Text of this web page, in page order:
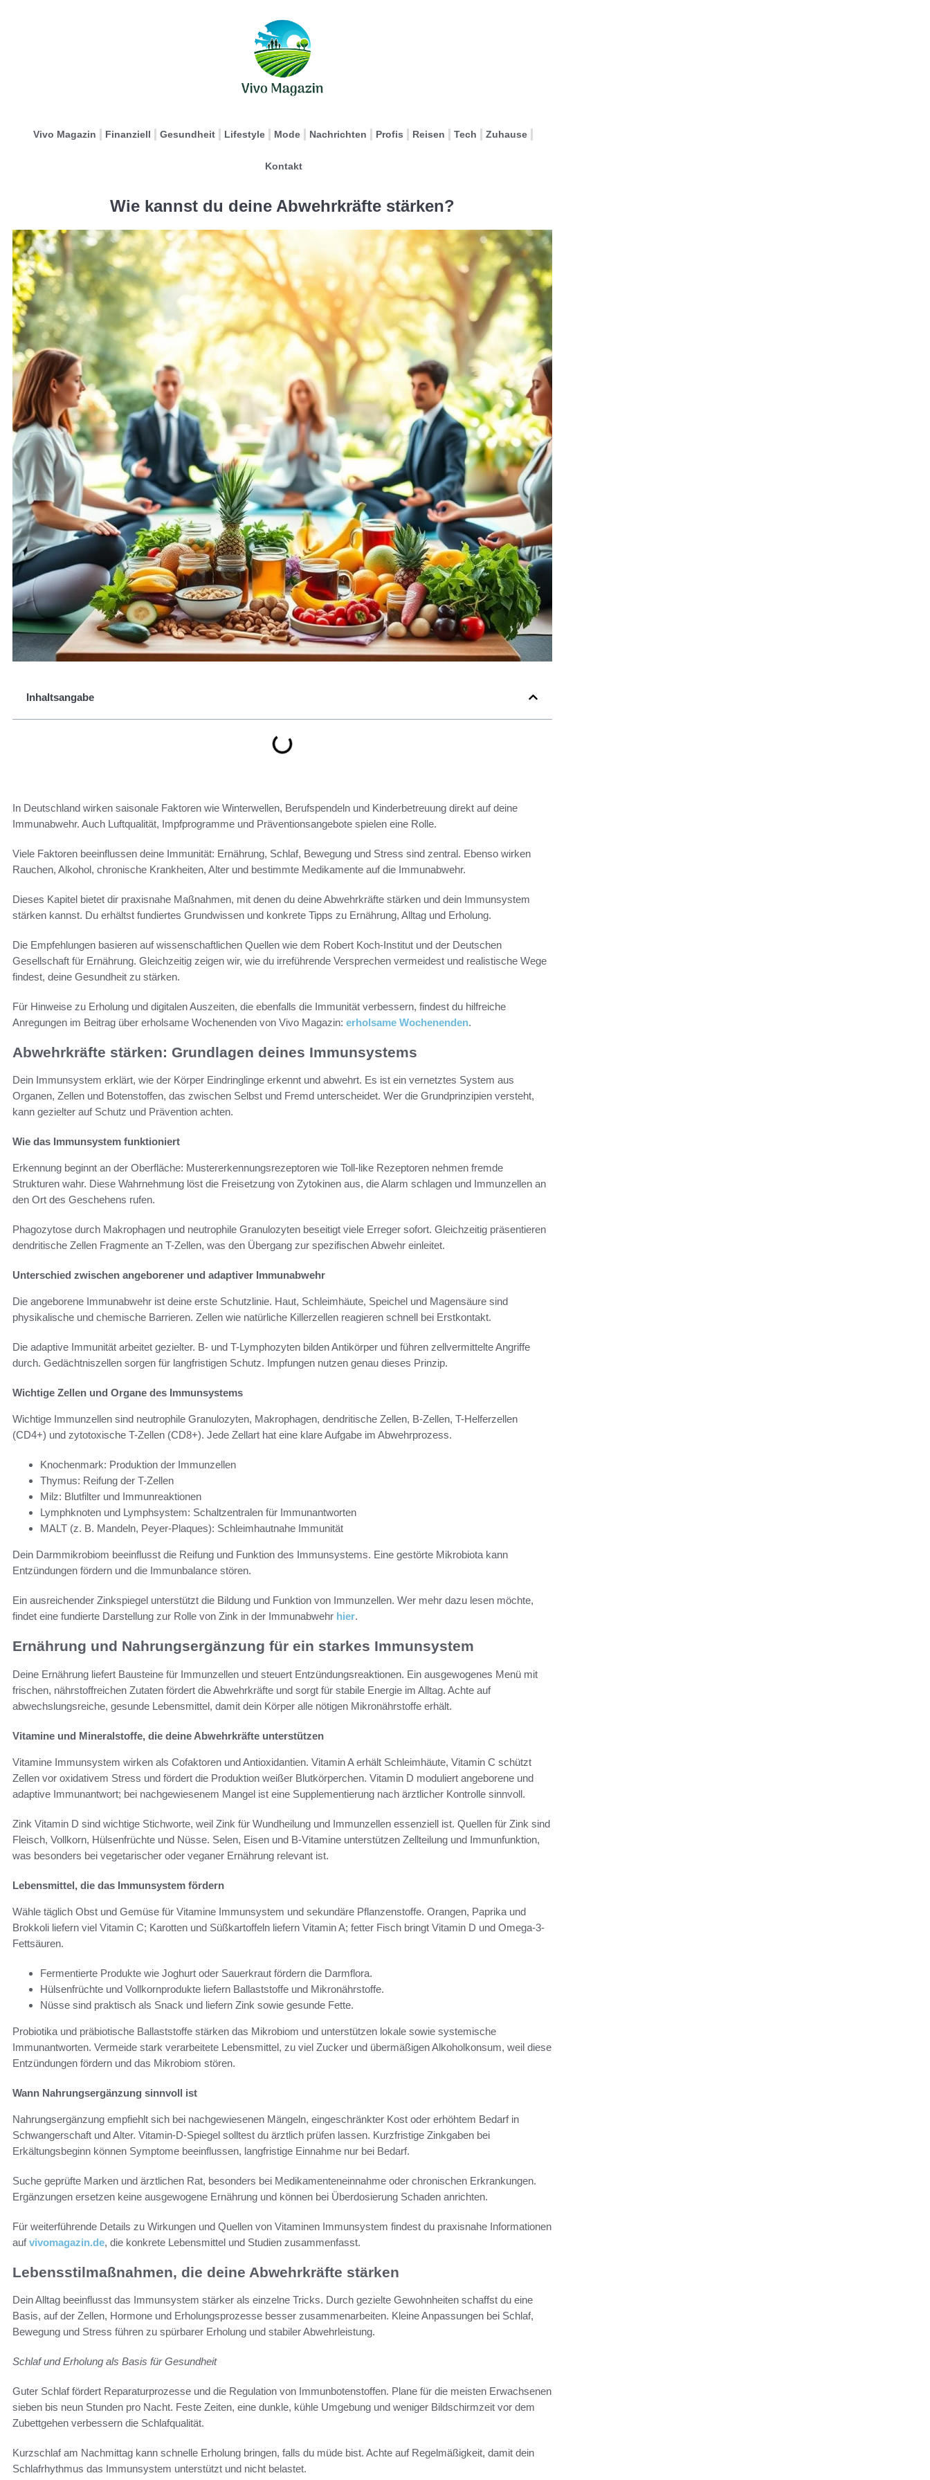
Vivo Magazin Finanziell Gesundheit Lifestyle Mode Nachrichten Profis Reisen Tech Zuhause
Kontakt
Wie kannst du deine Abwehrkräfte stärken?
Inhaltsangabe
In Deutschland wirken saisonale Faktoren wie Winterwellen, Berufspendeln und Kinderbetreuung direkt auf deine
Immunabwehr. Auch Luftqualität, Impfprogramme und Präventionsangebote spielen eine Rolle.
Viele Faktoren beeinflussen deine Immunität: Ernährung, Schlaf, Bewegung und Stress sind zentral. Ebenso wirken
Rauchen, Alkohol, chronische Krankheiten, Alter und bestimmte Medikamente auf die Immunabwehr.
Dieses Kapitel bietet dir praxisnahe Maßnahmen, mit denen du deine Abwehrkräfte stärken und dein Immunsystem
stärken kannst. Du erhältst fundiertes Grundwissen und konkrete Tipps zu Ernährung, Alltag und Erholung.
Die Empfehlungen basieren auf wissenschaftlichen Quellen wie dem Robert Koch-Institut und der Deutschen
Gesellschaft für Ernährung. Gleichzeitig zeigen wir, wie du irreführende Versprechen vermeidest und realistische Wege
findest, deine Gesundheit zu stärken.
Für Hinweise zu Erholung und digitalen Auszeiten, die ebenfalls die Immunität verbessern, findest du hilfreiche
Anregungen im Beitrag über erholsame Wochenenden von Vivo Magazin: erholsame Wochenenden.
Abwehrkräfte stärken: Grundlagen deines Immunsystems
Dein Immunsystem erklärt, wie der Körper Eindringlinge erkennt und abwehrt. Es ist ein vernetztes System aus
Organen, Zellen und Botenstoffen, das zwischen Selbst und Fremd unterscheidet. Wer die Grundprinzipien versteht,
kann gezielter auf Schutz und Prävention achten.
Wie das Immunsystem funktioniert
Erkennung beginnt an der Oberfläche: Mustererkennungsrezeptoren wie Toll-like Rezeptoren nehmen fremde
Strukturen wahr. Diese Wahrnehmung löst die Freisetzung von Zytokinen aus, die Alarm schlagen und Immunzellen an
den Ort des Geschehens rufen.
Phagozytose durch Makrophagen und neutrophile Granulozyten beseitigt viele Erreger sofort. Gleichzeitig präsentieren
dendritische Zellen Fragmente an T-Zellen, was den Übergang zur spezifischen Abwehr einleitet.
Unterschied zwischen angeborener und adaptiver Immunabwehr
Die angeborene Immunabwehr ist deine erste Schutzlinie. Haut, Schleimhäute, Speichel und Magensäure sind
physikalische und chemische Barrieren. Zellen wie natürliche Killerzellen reagieren schnell bei Erstkontakt.
Die adaptive Immunität arbeitet gezielter. B- und T-Lymphozyten bilden Antikörper und führen zellvermittelte Angriffe
durch. Gedächtniszellen sorgen für langfristigen Schutz. Impfungen nutzen genau dieses Prinzip.
Wichtige Zellen und Organe des Immunsystems
Wichtige Immunzellen sind neutrophile Granulozyten, Makrophagen, dendritische Zellen, B-Zellen, T-Helferzellen
(CD4+) und zytotoxische T-Zellen (CD8+). Jede Zellart hat eine klare Aufgabe im Abwehrprozess.
Knochenmark: Produktion der Immunzellen
Thymus: Reifung der T-Zellen
Milz: Blutfilter und Immunreaktionen
Lymphknoten und Lymphsystem: Schaltzentralen für Immunantworten
MALT (z. B. Mandeln, Peyer-Plaques): Schleimhautnahe Immunität
Dein Darmmikrobiom beeinflusst die Reifung und Funktion des Immunsystems. Eine gestörte Mikrobiota kann
Entzündungen fördern und die Immunbalance stören.
Ein ausreichender Zinkspiegel unterstützt die Bildung und Funktion von Immunzellen. Wer mehr dazu lesen möchte,
findet eine fundierte Darstellung zur Rolle von Zink in der Immunabwehr hier.
Ernährung und Nahrungsergänzung für ein starkes Immunsystem
Deine Ernährung liefert Bausteine für Immunzellen und steuert Entzündungsreaktionen. Ein ausgewogenes Menü mit
frischen, nährstoffreichen Zutaten fördert die Abwehrkräfte und sorgt für stabile Energie im Alltag. Achte auf
abwechslungsreiche, gesunde Lebensmittel, damit dein Körper alle nötigen Mikronährstoffe erhält.
Vitamine und Mineralstoffe, die deine Abwehrkräfte unterstützen
Vitamine Immunsystem wirken als Cofaktoren und Antioxidantien. Vitamin A erhält Schleimhäute, Vitamin C schützt
Zellen vor oxidativem Stress und fördert die Produktion weißer Blutkörperchen. Vitamin D moduliert angeborene und
adaptive Immunantwort; bei nachgewiesenem Mangel ist eine Supplementierung nach ärztlicher Kontrolle sinnvoll.
Zink Vitamin D sind wichtige Stichworte, weil Zink für Wundheilung und Immunzellen essenziell ist. Quellen für Zink sind
Fleisch, Vollkorn, Hülsenfrüchte und Nüsse. Selen, Eisen und B-Vitamine unterstützen Zellteilung und Immunfunktion,
was besonders bei vegetarischer oder veganer Ernährung relevant ist.
Lebensmittel, die das Immunsystem fördern
Wähle täglich Obst und Gemüse für Vitamine Immunsystem und sekundäre Pflanzenstoffe. Orangen, Paprika und
Brokkoli liefern viel Vitamin C; Karotten und Süßkartoffeln liefern Vitamin A; fetter Fisch bringt Vitamin D und Omega-3-
Fettsäuren.
Fermentierte Produkte wie Joghurt oder Sauerkraut fördern die Darmflora.
Hülsenfrüchte und Vollkornprodukte liefern Ballaststoffe und Mikronährstoffe.
Nüsse sind praktisch als Snack und liefern Zink sowie gesunde Fette.
Probiotika und präbiotische Ballaststoffe stärken das Mikrobiom und unterstützen lokale sowie systemische
Immunantworten. Vermeide stark verarbeitete Lebensmittel, zu viel Zucker und übermäßigen Alkoholkonsum, weil diese
Entzündungen fördern und das Mikrobiom stören.
Wann Nahrungsergänzung sinnvoll ist
Nahrungsergänzung empfiehlt sich bei nachgewiesenen Mängeln, eingeschränkter Kost oder erhöhtem Bedarf in
Schwangerschaft und Alter. Vitamin-D-Spiegel solltest du ärztlich prüfen lassen. Kurzfristige Zinkgaben bei
Erkältungsbeginn können Symptome beeinflussen, langfristige Einnahme nur bei Bedarf.
Suche geprüfte Marken und ärztlichen Rat, besonders bei Medikamenteneinnahme oder chronischen Erkrankungen.
Ergänzungen ersetzen keine ausgewogene Ernährung und können bei Überdosierung Schaden anrichten.
Für weiterführende Details zu Wirkungen und Quellen von Vitaminen Immunsystem findest du praxisnahe Informationen
aufvivomagazin.de, die konkrete Lebensmittel und Studien zusammenfasst.
Lebensstilmaßnahmen, die deine Abwehrkräfte stärken
Dein Alltag beeinflusst das Immunsystem stärker als einzelne Tricks. Durch gezielte Gewohnheiten schaffst du eine
Basis, auf der Zellen, Hormone und Erholungsprozesse besser zusammenarbeiten. Kleine Anpassungen bei Schlaf,
Bewegung und Stress führen zu spürbarer Erholung und stabiler Abwehrleistung.
Schlaf und Erholung als Basis für Gesundheit
Guter Schlaf fördert Reparaturprozesse und die Regulation von Immunbotenstoffen. Plane für die meisten Erwachsenen
sieben bis neun Stunden pro Nacht. Feste Zeiten, eine dunkle, kühle Umgebung und weniger Bildschirmzeit vor dem
Zubettgehen verbessern die Schlafqualität.
Kurzschlaf am Nachmittag kann schnelle Erholung bringen, falls du müde bist. Achte auf Regelmäßigkeit, damit dein
Schlafrhythmus das Immunsystem unterstützt und nicht belastet.